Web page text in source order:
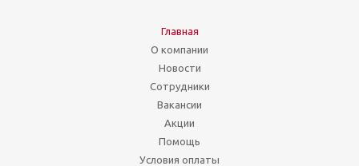
Главная
О компании
Новости
Сотрудники
Вакансии
Акции
Помощь
Условия оплаты